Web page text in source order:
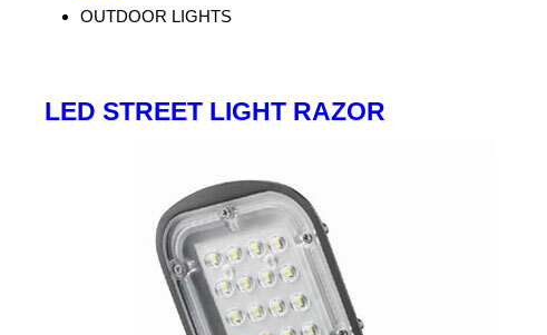
OUTDOOR LIGHTS
LED STREET LIGHT RAZOR